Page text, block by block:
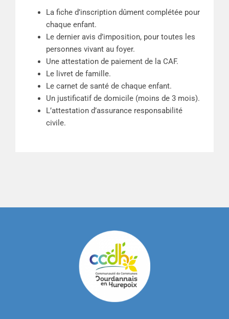
La fiche d’inscription dûment complétée pour
chaque enfant.
Le dernier avis d’imposition, pour toutes les
personnes vivant au foyer.
Une attestation de paiement de la CAF.
Le livret de famille.
Le carnet de santé de chaque enfant.
Un justificatif de domicile (moins de 3 mois).
L’attestation d’assurance responsabilité
civile.